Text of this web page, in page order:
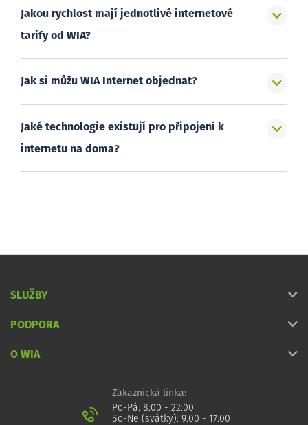
Jakou rychlost mají jednotlivé internetové
tarify od WIA?
Jak si můžu WIA Internet objednat?
Jaké technologie existují pro připojení k
internetu na doma?
SLUŽBY
PODPORA
O WIA
Zákaznická linka:
Po-Pá: 8:00 - 22:00
So-Ne (svátky): 9:00 - 17:00